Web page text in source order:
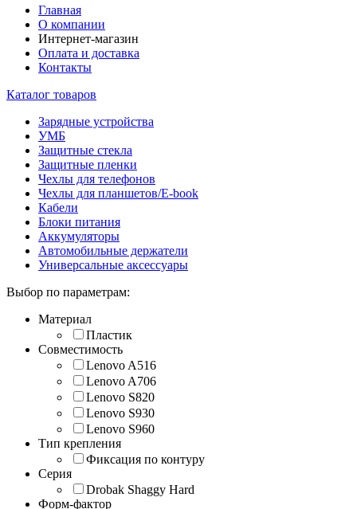
Главная
О компании
Интернет-магазин
Оплата и доставка
Контакты
Каталог товаров
Зарядные устройства
УМБ
Защитные стекла
Защитные пленки
Чехлы для телефонов
Чехлы для планшетов/E-book
Кабели
Блоки питания
Аккумуляторы
Автомобильные держатели
Универсальные аксессуары
Выбор по параметрам:
Материал
Пластик
Совместимость
Lenovo A516
Lenovo A706
Lenovo S820
Lenovo S930
Lenovo S960
Тип крепления
Фиксация по контуру
Серия
Drobak Shaggy Hard
Форм-фактор